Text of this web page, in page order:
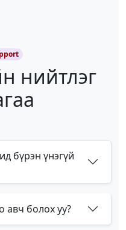
нийтлэг
бүрэн үнэгүй
авч болох уу?